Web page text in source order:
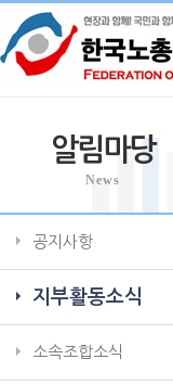
알림마당
News
공지사항
지부활동소식
소속조합소식